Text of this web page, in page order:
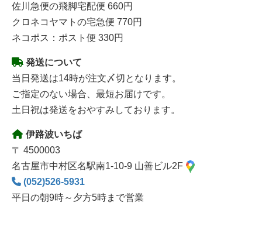
佐川急便の飛脚宅配便 660円
クロネコヤマトの宅急便 770円
ネコポス：ポスト便 330円
発送について
当日発送は14時が注文〆切となります。
ご指定のない場合、最短お届けです。
土日祝は発送をおやすみしております。
伊路波いちば
〒 4500003
名古屋市中村区名駅南1-10-9 山善ビル2F
(052)526-5931
平日の朝9時～夕方5時まで営業